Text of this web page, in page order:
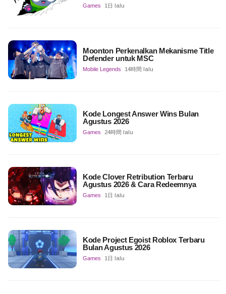
Games 1日 lalu
Moonton Perkenalkan Mekanisme Title
Defender untuk MSC
Mobile Legends 14時間 lalu
Kode Longest Answer Wins Bulan
Agustus 2026
Games 24時間 lalu
Kode Clover Retribution Terbaru
Agustus 2026 & Cara Redeemnya
Games 1日 lalu
Kode Project Egoist Roblox Terbaru
Bulan Agustus 2026
Games 1日 lalu